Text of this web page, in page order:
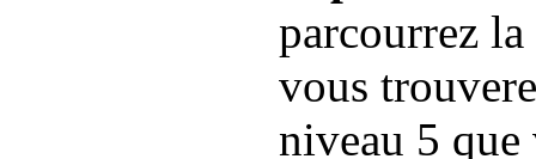
parcourrez
vous
niveau 5 que